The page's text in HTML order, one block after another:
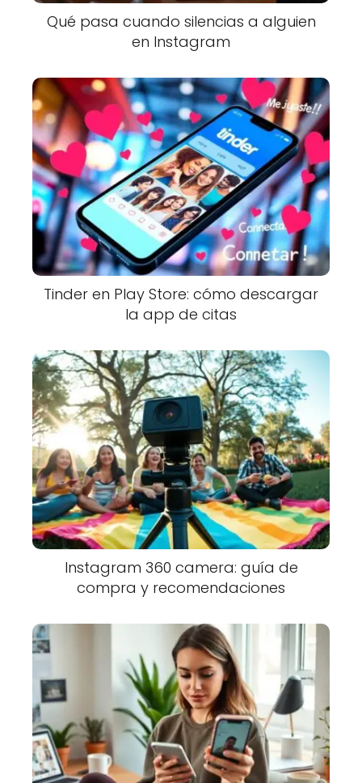
Qué pasa cuando silencias a alguien
en Instagram
Tinder en Play Store: cómo descargar
la app de citas
Instagram 360 camera: guía de
compra y recomendaciones